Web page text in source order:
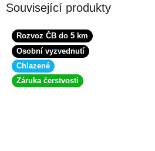
Související produkty
Rozvoz ČB do 5 km
Osobní vyzvednutí
Chlazené
Záruka čerstvosti